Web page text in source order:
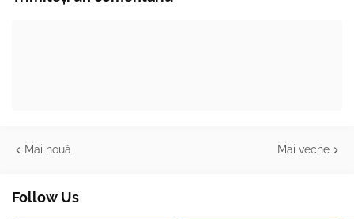
Mai nouă Mai veche
Follow Us